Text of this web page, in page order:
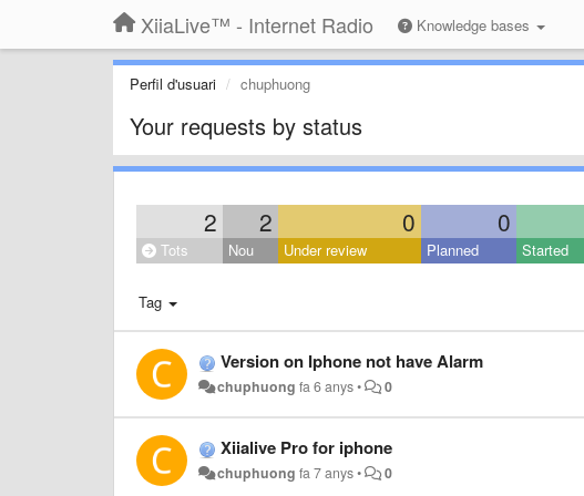
XiiaLive™ - Internet Radio Knowledge bases
Perfil d'usuari chuphuong
Your requests by status
2 2 0 0
Tots Nou Under review Planned Started
Tag
Version on Iphone not have Alarm
chuphuong fa 6 anys• 0
Xiialive Pro for iphone
chuphuong fa 7 anys• 0